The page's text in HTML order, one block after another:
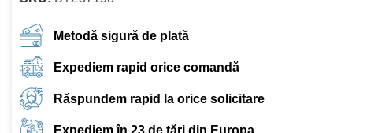
Metodă sigură de plată
Expediem rapid orice comandă
Răspundem rapid la orice solicitare
Expediem în 23 de țări din Europa